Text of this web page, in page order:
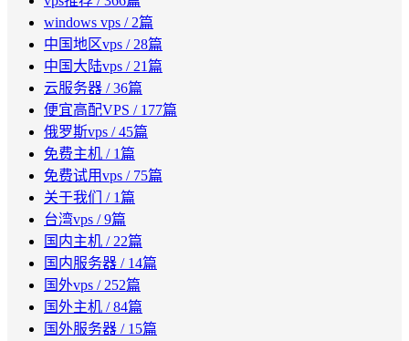
windows vps / 2篇
中国地区vps / 28篇
中国大陆vps / 21篇
云服务器 / 36篇
便宜高配VPS / 177篇
俄罗斯vps / 45篇
免费主机 / 1篇
免费试用vps / 75篇
关于我们
/ 1篇
台湾vps / 9篇
国内主机 / 22篇
国内服务器 / 14篇
国外vps / 252篇
国外主机 / 84篇
国外服务器 / 15篇